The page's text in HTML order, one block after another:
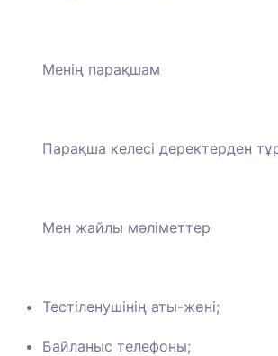
Менің парақшам
Парақша келесі деректерден
Мен жайлы мәліметтер
Тестіленушінің аты-жөні;
Байланыс телефоны;